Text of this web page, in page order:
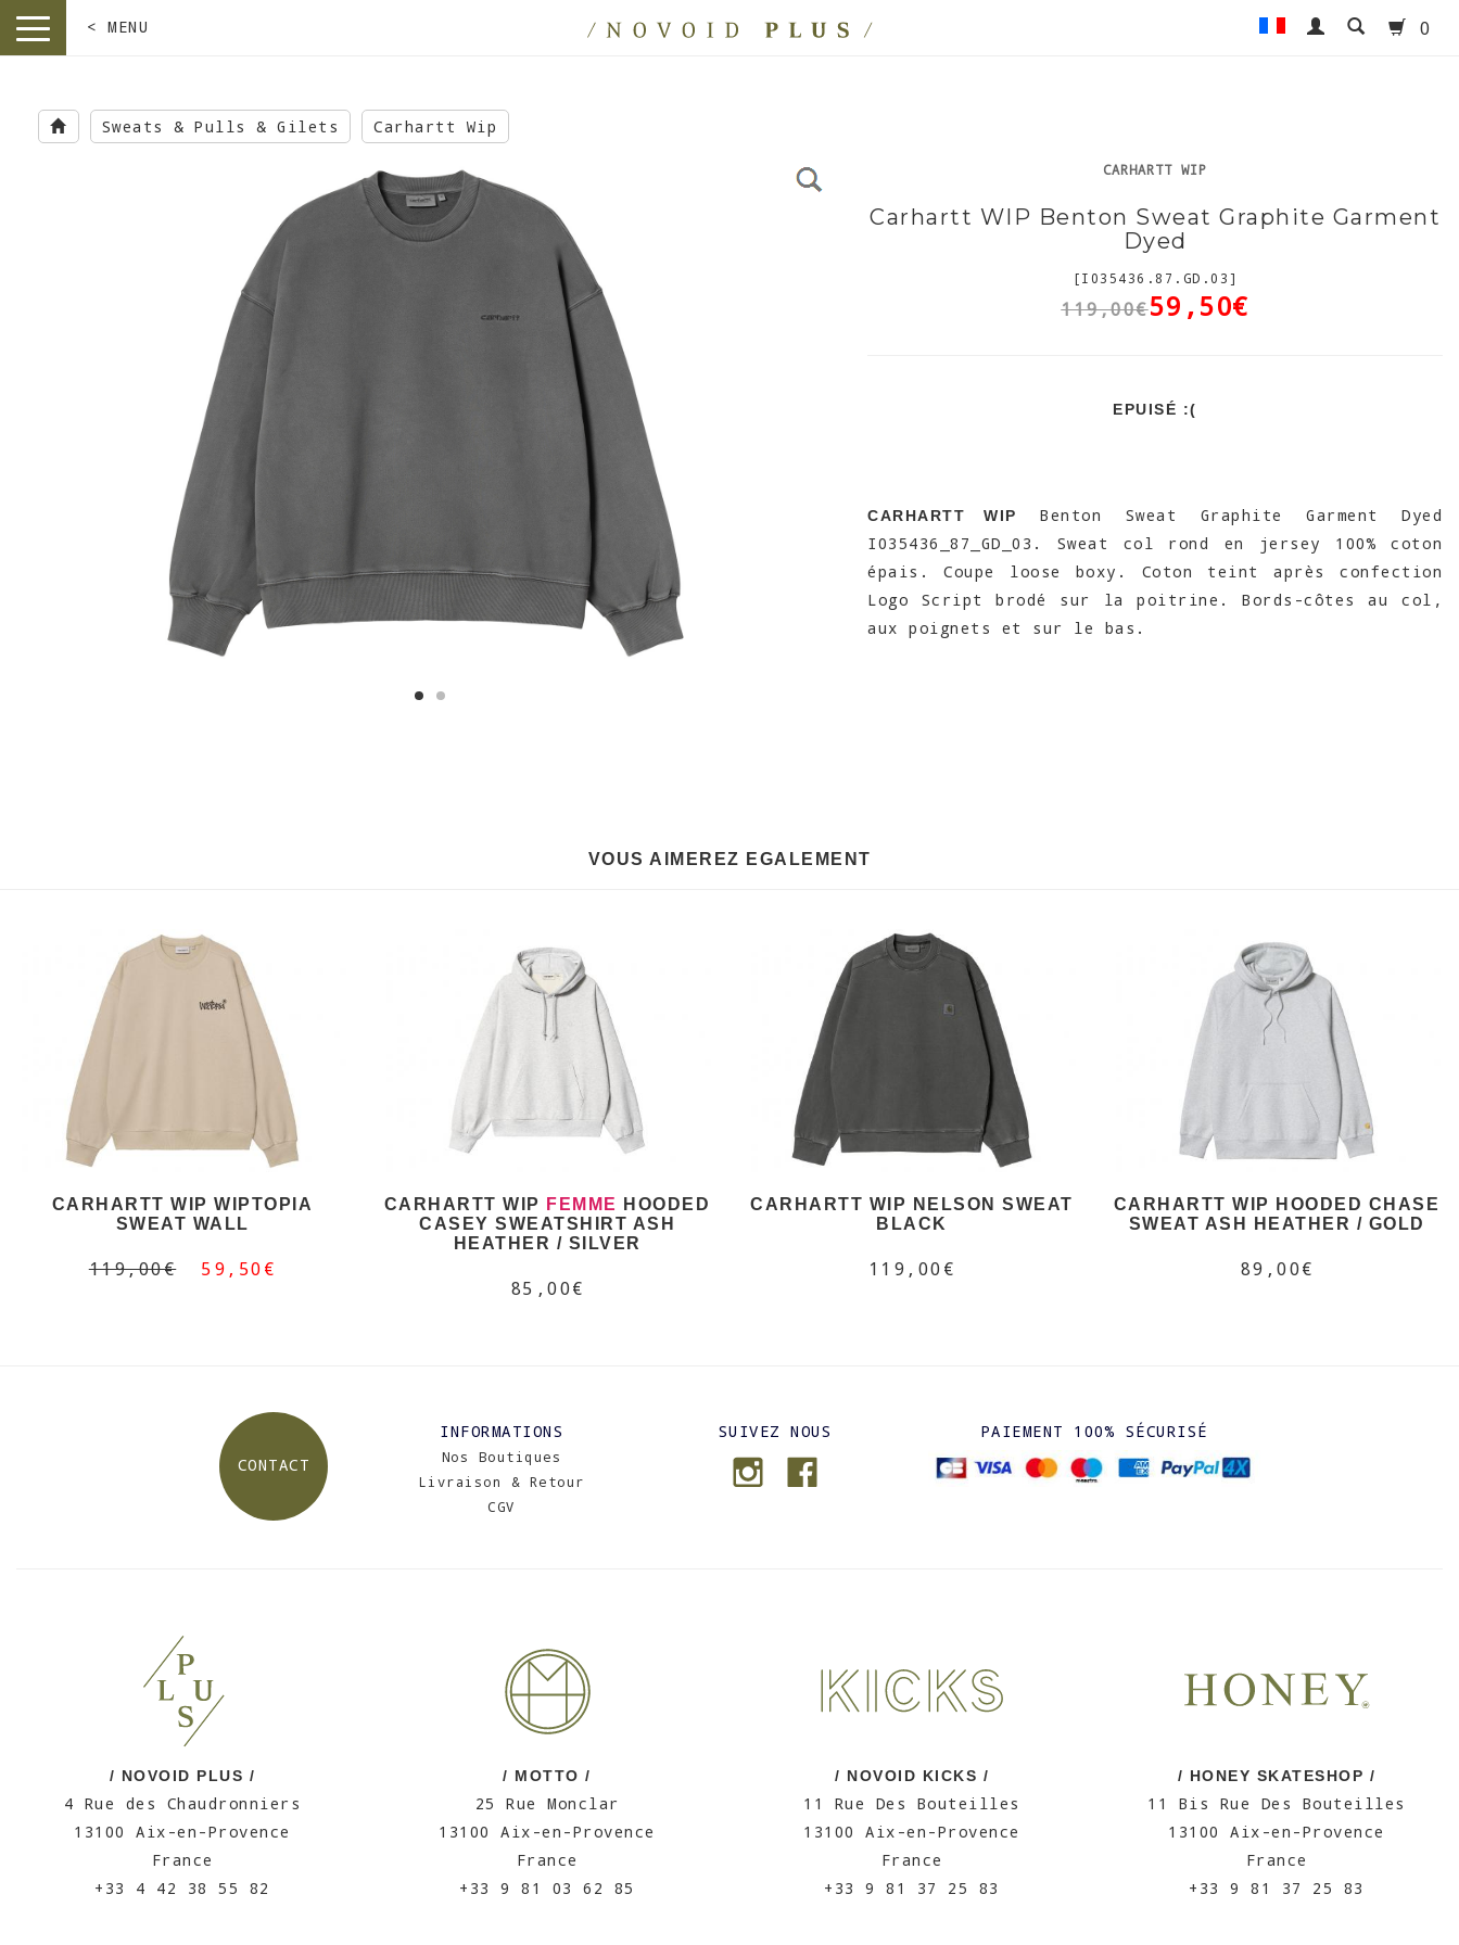
main
toggle
< MENU 0
Sweats & Pulls & Gilets Carhartt Wip
CARHARTT WIP
Carhartt WIP Benton Sweat Graphite Garment
Dyed
[I035436.87.GD.03]
119,00€59,50€
EPUISÉ :(
CARHARTT WIP
Benton Sweat Graphite Garment Dyed
I035436_87_GD_03. Sweat col rond en jersey 100% coton
épais. Coupe loose boxy. Coton teint après confection
Logo Script brodé sur la poitrine. Bords-côtes au col,
aux poignets et sur le bas.
VOUS AIMEREZ EGALEMENT
CARHARTT WIP WIPTOPIA
SWEAT WALL
119,00€ 59,50€
CARHARTT WIP FEMME
HOODED
CASEY SWEATSHIRT ASH
HEATHER / SILVER
85,00€
CARHARTT WIP NELSON SWEAT
BLACK
119,00€
CARHARTT WIP HOODED CHASE
SWEAT ASH HEATHER / GOLD
89,00€
CONTACT
INFORMATIONS
Nos Boutiques
Livraison & Retour
CGV
SUIVEZ NOUS PAIEMENT 100% SÉCURISÉ
/ NOVOID PLUS /
4 Rue des Chaudronniers
13100 Aix-en-Provence
France
+33 4 42 38 55 82
/ MOTTO /
25 Rue Monclar
13100 Aix-en-Provence
France
+33 9 81 03 62 85
/ NOVOID KICKS /
11 Rue Des Bouteilles
13100 Aix-en-Provence
France
+33 9 81 37 25 83
/ HONEY SKATESHOP /
11 Bis Rue Des Bouteilles
13100 Aix-en-Provence
France
+33 9 81 37 25 83